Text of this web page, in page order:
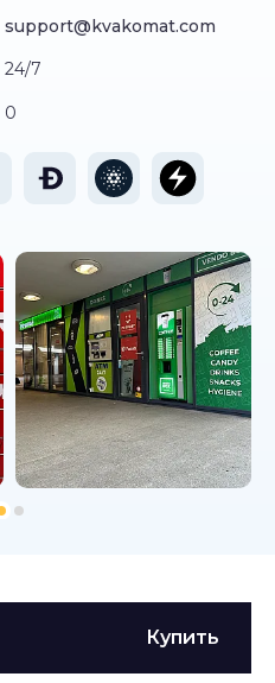
support@kvakomat.com
24/7
0
Купить